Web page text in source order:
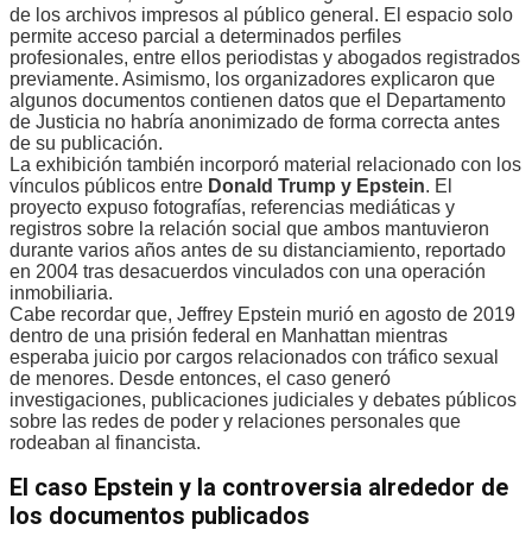
de los archivos impresos al público general. El espacio solo
permite acceso parcial a determinados perfiles
profesionales, entre ellos periodistas y abogados registrados
previamente. Asimismo, los organizadores explicaron que
algunos documentos contienen datos que el Departamento
de Justicia no habría anonimizado de forma correcta antes
de su publicación.
La exhibición también incorporó material relacionado con los
vínculos públicos entre Donald Trump y Epstein. El
proyecto expuso fotografías, referencias mediáticas y
registros sobre la relación social que ambos mantuvieron
durante varios años antes de su distanciamiento, reportado
en 2004 tras desacuerdos vinculados con una operación
inmobiliaria.
Cabe recordar que, Jeffrey Epstein murió en agosto de 2019
dentro de una prisión federal en Manhattan mientras
esperaba juicio por cargos relacionados con tráfico sexual
de menores. Desde entonces, el caso generó
investigaciones, publicaciones judiciales y debates públicos
sobre las redes de poder y relaciones personales que
rodeaban al financista.
El caso Epstein y la controversia alrededor de
los documentos publicados